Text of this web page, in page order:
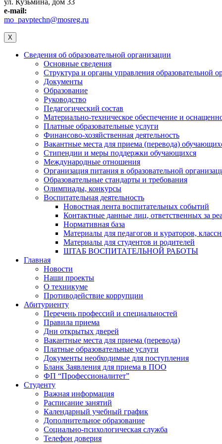
e-mail:
mo_pavptechn@mosreg.ru
X
Сведения об образовательной организации
Основные сведения
Структура и органы управления образовательной
Документы
Образование
Руководство
Педагогический состав
Материально-техническое обеспечение и
Платные образовательные услуги
Финансово-хозяйственная деятельность
Вакантные места для приема (перевода)
Стипендии и меры поддержки обучающихся
Международные отношения
Организация питания в образовательной
Образовательные стандарты и требования
Олимпиады, конкурсы
Воспитательная деятельность
Новостная лента воспитательных событий
Контактные данные лиц, ответственных за
Нормативная база
Материалы для педагогов и кураторов,
Материалы для студентов и родителей
ШТАБ ВОСПИТАТЕЛЬНОЙ РАБОТЫ
Главная
Новости
Наши проекты
О техникуме
Противодействие коррупции
Абитуриенту
Перечень профессий и специальностей
Правила приема
Дни открытых дверей
Вакантные места для приема (перевода)
Платные образовательные услуги
Документы необходимые для поступления
Бланк Заявления для приема в ПОО
ФП “Профессионалитет”
Студенту
Важная информация
Расписание занятий
Календарный учебный график
Дополнительное образование
Социально-психологическая служба
Телефон доверия